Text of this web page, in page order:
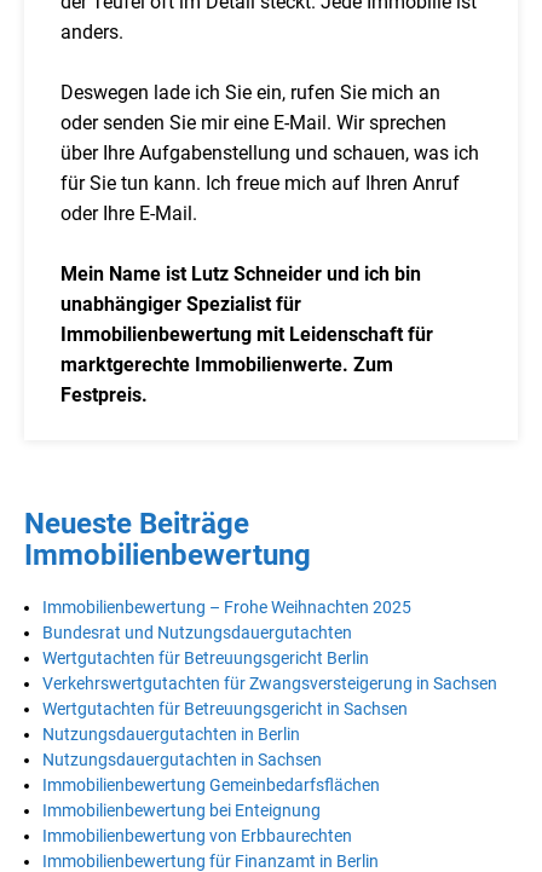
anders.
Deswegen lade ich Sie ein, rufen Sie mich an
oder senden Sie mir eine E-Mail. Wir sprechen
über Ihre Aufgabenstellung und schauen, was ich
für Sie tun kann. Ich freue mich auf Ihren Anruf
oder Ihre E-Mail.
Mein Name ist Lutz Schneider und ich bin
unabhängiger Spezialist für
Immobilienbewertung mit Leidenschaft für
marktgerechte Immobilienwerte. Zum
Festpreis.
Neueste Beiträge
Immobilienbewertung
Immobilienbewertung – Frohe Weihnachten 2025
Bundesrat und Nutzungsdauergutachten
Wertgutachten für Betreuungsgericht Berlin
Verkehrswertgutachten für Zwangsversteigerung in Sachsen
Wertgutachten für Betreuungsgericht in Sachsen
Nutzungsdauergutachten in Berlin
Nutzungsdauergutachten in Sachsen
Immobilienbewertung Gemeinbedarfsflächen
Immobilienbewertung bei Enteignung
Immobilienbewertung von Erbbaurechten
Immobilienbewertung für Finanzamt in Berlin